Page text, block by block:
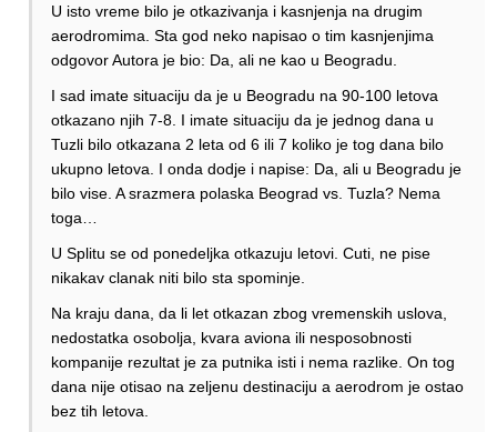
U isto vreme bilo je otkazivanja i kasnjenja na drugim
aerodromima. Sta god neko napisao o tim kasnjenjima
odgovor Autora je bio: Da, ali ne kao u Beogradu.
I sad imate situaciju da je u Beogradu na 90-100 letova
otkazano njih 7-8. I imate situaciju da je jednog dana u
Tuzli bilo otkazana 2 leta od 6 ili 7 koliko je tog dana bilo
ukupno letova. I onda dodje i napise: Da, ali u Beogradu je
bilo vise. A srazmera polaska Beograd vs. Tuzla? Nema
toga…
U Splitu se od ponedeljka otkazuju letovi. Cuti, ne pise
nikakav clanak niti bilo sta spominje.
Na kraju dana, da li let otkazan zbog vremenskih uslova,
nedostatka osobolja, kvara aviona ili nesposobnosti
kompanije rezultat je za putnika isti i nema razlike. On tog
dana nije otisao na zeljenu destinaciju a aerodrom je ostao
bez tih letova.